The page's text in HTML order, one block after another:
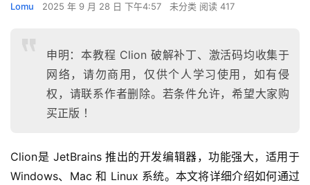
Lomu 2025 年 9 月 28 日 下午4:57 未分类 阅读 417
申明：本教程 Clion 破解补丁、激活码均收集于
网络，请勿商用，仅供个人学习使用，如有侵
权，请联系作者删除。若条件允许，希望大家购
买正版 ！
Clion是 JetBrains 推出的开发编辑器，功能强大，适用于
Windows、Mac 和 Linux 系统。本文将详细介绍如何通过